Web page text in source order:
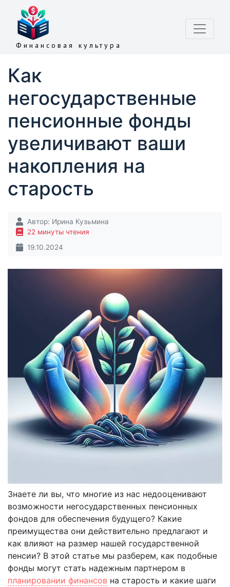
Финансовая культура
Как
негосударственные
пенсионные фонды
увеличивают ваши
накопления на
старость
Автор: Ирина Кузьмина
22 минуты чтения
19.10.2024
Знаете ли вы, что многие из нас недооценивают
возможности негосударственных пенсионных
фондов для обеспечения будущего? Какие
преимущества они действительно предлагают и
как влияют на размер нашей государственной
пенсии? В этой статье мы разберем, как подобные
фонды могут стать надежным партнером в
планировании финансов на старость и какие шаги